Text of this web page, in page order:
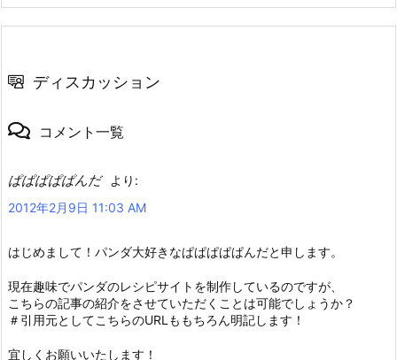
ディスカッション
コメント一覧
ぱぱぱぱぱんだ
より:
2012年2月9日 11:03 AM
はじめまして！パンダ大好きなぱぱぱぱぱんだと申します。
現在趣味でパンダのレシピサイトを制作しているのですが、
こちらの記事の紹介をさせていただくことは可能でしょうか？
＃引用元としてこちらのURLももちろん明記します！
宜しくお願いいたします！